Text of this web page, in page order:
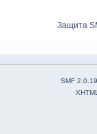
Защита
SMF 2.0.19